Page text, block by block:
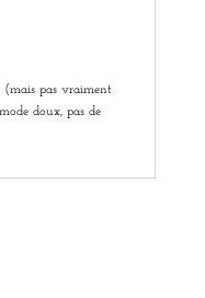
(mais pas vraiment
doux, pas de